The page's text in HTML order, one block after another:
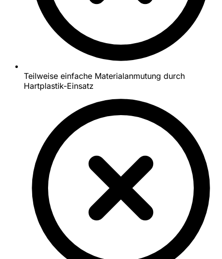
Teilweise einfache Materialanmutung durch
Hartplastik-Einsatz